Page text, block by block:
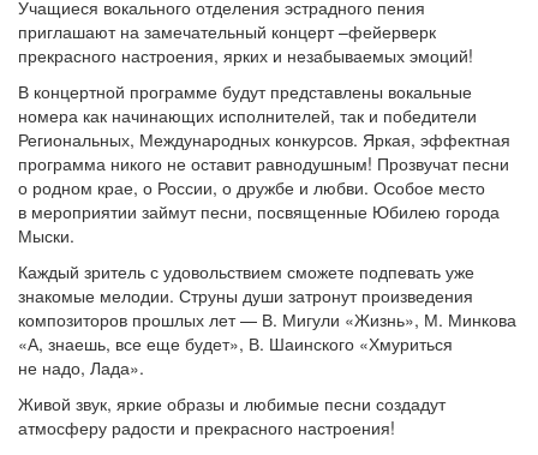
Учащиеся вокального отделения эстрадного пения
приглашают на замечательный концерт –фейерверк
прекрасного настроения, ярких и незабываемых эмоций!
В концертной программе будут представлены вокальные
номера как начинающих исполнителей, так и победители
Региональных, Международных конкурсов. Яркая, эффектная
программа никого не оставит равнодушным! Прозвучат песни
о родном крае, о России, о дружбе и любви. Особое место
в мероприятии займут песни, посвященные Юбилею города
Мыски.
Каждый зритель с удовольствием сможете подпевать уже
знакомые мелодии. Струны души затронут произведения
композиторов прошлых лет — В. Мигули «Жизнь», М. Минкова
«А, знаешь, все еще будет», В. Шаинского «Хмуриться
не надо, Лада».
Живой звук, яркие образы и любимые песни создадут
атмосферу радости и прекрасного настроения!